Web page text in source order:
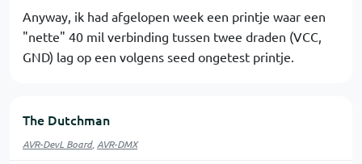
Anyway, ik had afgelopen week een printje waar een
"nette" 40 mil verbinding tussen twee draden (VCC,
GND) lag op een volgens seed ongetest printje.
The Dutchman
AVR-DevL Board, AVR-DMX